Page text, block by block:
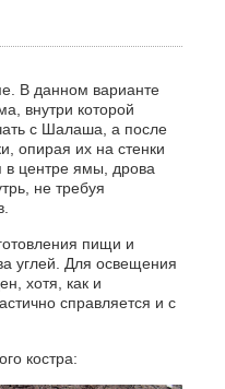
В данном варианте
внутри которой
с Шалаша, а после
опирая их на стенки
центре ямы, дрова
не требуя
пищи и
углей. Для освещения
хотя, как и
справляется и с
костра: